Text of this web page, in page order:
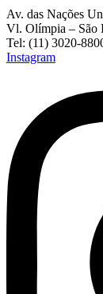
Av. das Nações
Vl. Olímpia – São
Tel: (11) 3020-
Instagram